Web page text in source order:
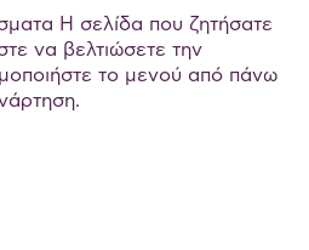
Η σελίδα που ζητήσατε
να βελτιώσετε την
το μενού από πάνω